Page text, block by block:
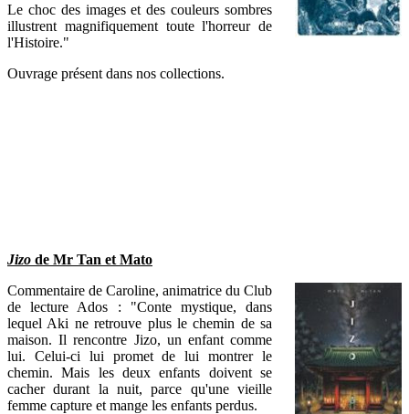
Le choc des images et des couleurs sombres
illustrent magnifiquement toute l'horreur de
l'Histoire."
Ouvrage présent dans nos collections.
Jizo de Mr Tan et Mato
Commentaire de Caroline, animatrice du Club
de lecture Ados : "Conte mystique, dans
lequel Aki ne retrouve plus le chemin de sa
maison. Il rencontre Jizo, un enfant comme
lui. Celui-ci lui promet de lui montrer le
chemin. Mais les deux enfants doivent se
cacher durant la nuit, parce qu'une vieille
femme capture et mange les enfants perdus.